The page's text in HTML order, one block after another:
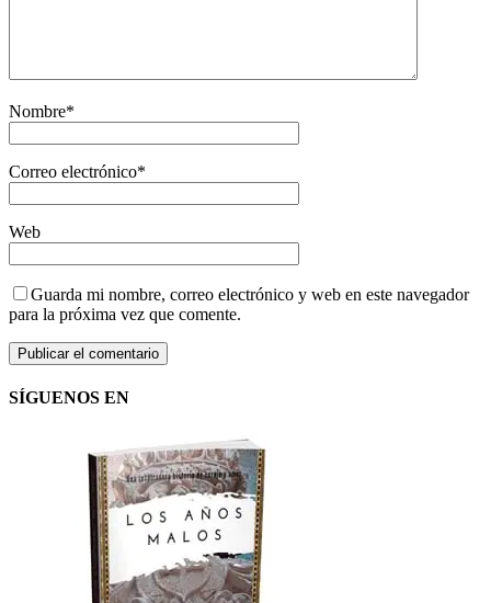
Nombre*
Correo electrónico*
Web
Guarda mi nombre, correo electrónico y web en este navegador
para la próxima vez que comente.
SÍGUENOS EN